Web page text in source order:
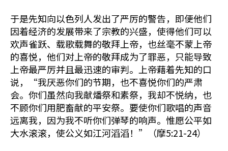
于是先知向以色列人发出了严厉的警告，即便他们
因着经济的发展带来了宗教的兴盛，使得他们可以
欢声雀跃、载歌载舞的敬拜上帝，也丝毫不蒙上帝
的喜悦，他们对上帝的敬拜成为了罪恶，只能导致
上帝最严厉并且最迅速的审判。上帝藉着先知的口
说，“我厌恶你们的节期，也不喜悦你们的严肃
会。你们虽然向我献燔祭和素祭，我却不悦纳，也
不顾你们用肥畜献的平安祭。要使你们歌唱的声音
远离我，因为我不听你们弹琴的响声。惟愿公平如
大水滚滚，使公义如江河滔滔！”（摩5:21-24）